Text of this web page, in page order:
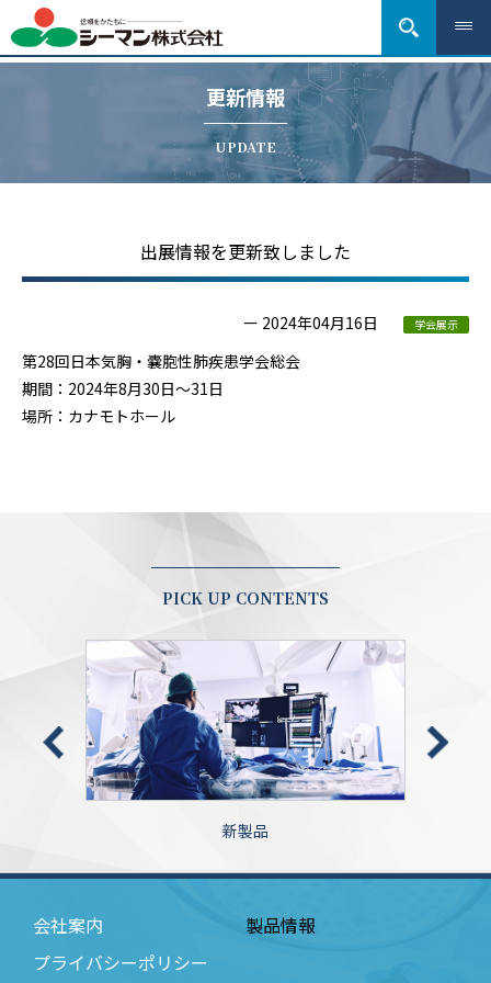
更新情報
UPDATE
出展情報を更新致しました
ー 2024年04月16日 学会展示
第28回日本気胸・嚢胞性肺疾患学会総会
期間：2024年8月30日～31日
場所：カナモトホール
PICK UP CONTENTS
新製品
会社案内
プライバシーポリシー
製品情報